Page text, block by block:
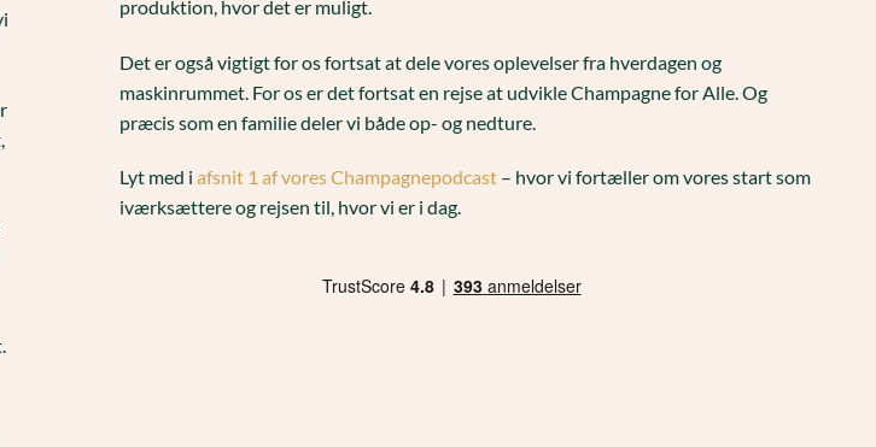
produktion, hvor det er muligt.
Det er også vigtigt for os fortsat at dele vores oplevelser fra hverdagen og
maskinrummet. For os er det fortsat en rejse at udvikle Champagne for Alle. Og
præcis som en familie deler vi både op- og nedture.
Lyt med i afsnit 1 af vores Champagnepodcast – hvor vi fortæller om vores start som
iværksættere og rejsen til, hvor vi er i dag.